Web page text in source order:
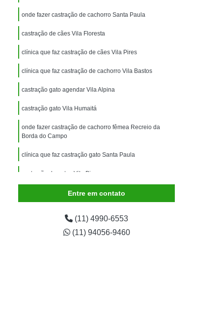
Veterinária para Animais Silvestres
Exame de Eletrocardiograma Veterinário
Exame de Imagem para Animais
Exame de Radiologia para Animais
Exame de Sangue para Animais
Exame para Animais
Exame para Animais São Caetano
Animal
Internação de Animais
para Cachorro
Internação Veterinária São Caetano
Canino
Limpeza de Tártaro para Cães
São Caetano
em Cachorro
onde fazer castração de cachorro Santa Paula
castração de cães Vila Floresta
clínica que faz castração de cães Vila Pires
clínica que faz castração de cachorro Vila Bastos
castração gato agendar Vila Alpina
castração gato Vila Humaitá
onde fazer castração de cachorro fêmea Recreio da
Borda do Campo
clínica que faz castração gato Santa Paula
castração de gatos Vila Pires
Entre em contato
(11) 4990-6553
(11) 94056-9460